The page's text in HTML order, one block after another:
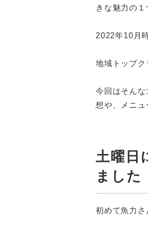
きな魅力の１
2022年10月
地域トップク
今回はそん
想や、メニュ
土曜日
ました
初めて魚力さ